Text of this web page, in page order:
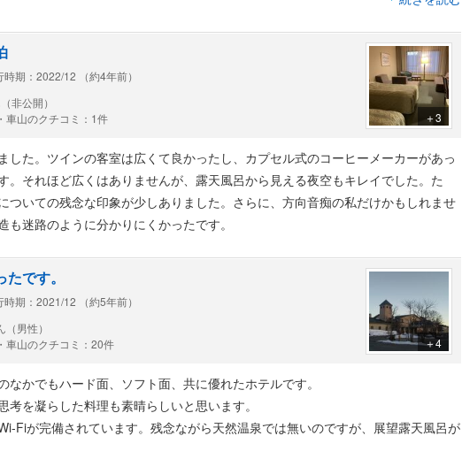
ったらしい。ホットウーロンを頼むと常温で出
て来るなどなど。毎日何かのハプニングがあ
り、毎日添乗員にお願いして対処してもらいま
した。人件費を抑えてそれが客に跳ね返ってき
光株式会社（スマイルリゾート）の運営のようです。
ミネント車山高原棟の１階車山側（駐車場側）の和洋室（３６平米）でしたが、
、駐車場への車の乗り入れは従業員のみで比較的静かに過ごせました。
ランへの浴衣での入場は不可、スリッパOK
琲マシン、湯沸しポット、冷蔵庫など
室内温水プール 料 金：大人1,650円
側の絶景ポイントを中心に、ナチュラルガーデンを囲んでいる
：バイキング形式で提供
ロント前のレストラン
」：地元信州の食材を取り入れた欧風料理など
水」で淹れた珈琲、オリジナルケーキなど（あまり稼働していない）
時期：2022/12 （約4年前）
非公開）
車山のクチコミ：1件
＋3
した。ツインの客室は広くて良かったし、カプセル式のコーヒーメーカーがあっ
。それほど広くはありませんが、露天風呂から見える夜空もキレイでした。た
ついての残念な印象が少しありました。さらに、方向音痴の私だけかもしれませ
も迷路のように分かりにくかったです。
です。
時期：2021/12 （約5年前）
（男性）
車山のクチコミ：20件
＋4
なかでもハード面、ソフト面、共に優れたホテルです。
考を凝らした料理も素晴らしいと思います。
Fiが完備されています。残念ながら天然温泉では無いのですが、展望露天風呂が